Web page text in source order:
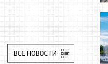
ВСЕ НОВОСТИ